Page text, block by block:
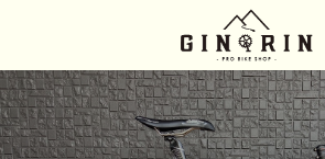
ン
ツ
へ
ス
ー
シ
ョ
ン